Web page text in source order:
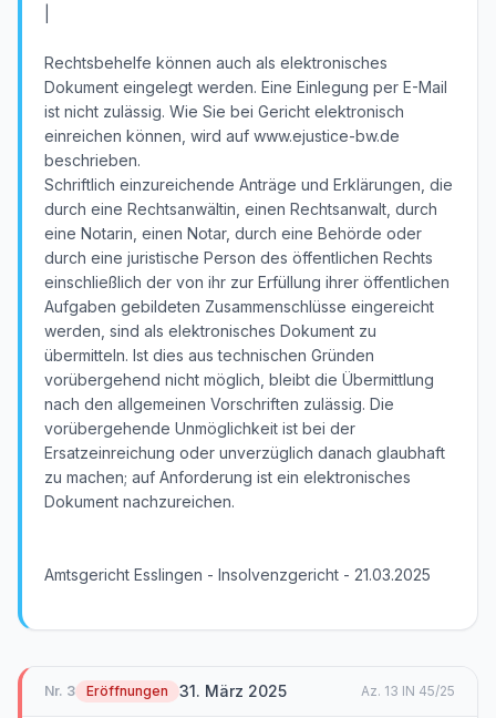
Rechtsbehelfe können auch als elektronisches
Dokument eingelegt werden. Eine Einlegung per E-Mail
ist nicht zulässig. Wie Sie bei Gericht elektronisch
einreichen können, wird auf www.ejustice-bw.de
beschrieben.
Schriftlich einzureichende Anträge und Erklärungen, die
durch eine Rechtsanwältin, einen Rechtsanwalt, durch
eine Notarin, einen Notar, durch eine Behörde oder
durch eine juristische Person des öffentlichen Rechts
einschließlich der von ihr zur Erfüllung ihrer öffentlichen
Aufgaben gebildeten Zusammenschlüsse eingereicht
werden, sind als elektronisches Dokument zu
übermitteln. Ist dies aus technischen Gründen
vorübergehend nicht möglich, bleibt die Übermittlung
nach den allgemeinen Vorschriften zulässig. Die
vorübergehende Unmöglichkeit ist bei der
Ersatzeinreichung oder unverzüglich danach glaubhaft
zu machen; auf Anforderung ist ein elektronisches
Dokument nachzureichen.
Amtsgericht Esslingen - Insolvenzgericht - 21.03.2025
Nr. 3 Eröffnungen 31. März 2025 Az. 13 IN 45/25